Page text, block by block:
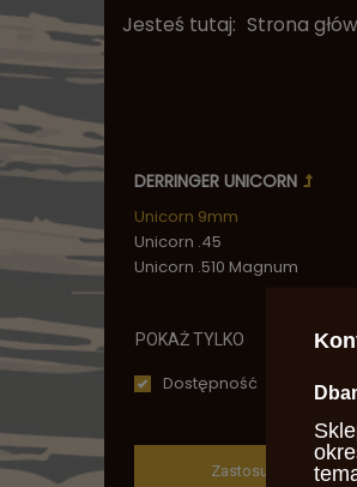
Jesteś tutaj: Strona
DERRINGER UNICORN
Unicorn 9mm
Unicorn .45
Unicorn .510 Magnum
POKAŻ TYLKO
Dostępność
Zastosuj wybrane